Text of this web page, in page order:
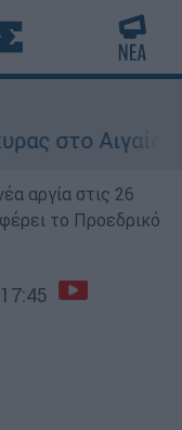
Αιγαίο:
αργία στις 26
το Προεδρικό